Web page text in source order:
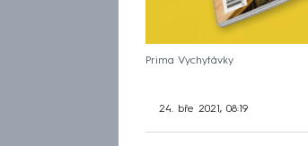
Prima Vychytávky
24. bře 2021, 08:19